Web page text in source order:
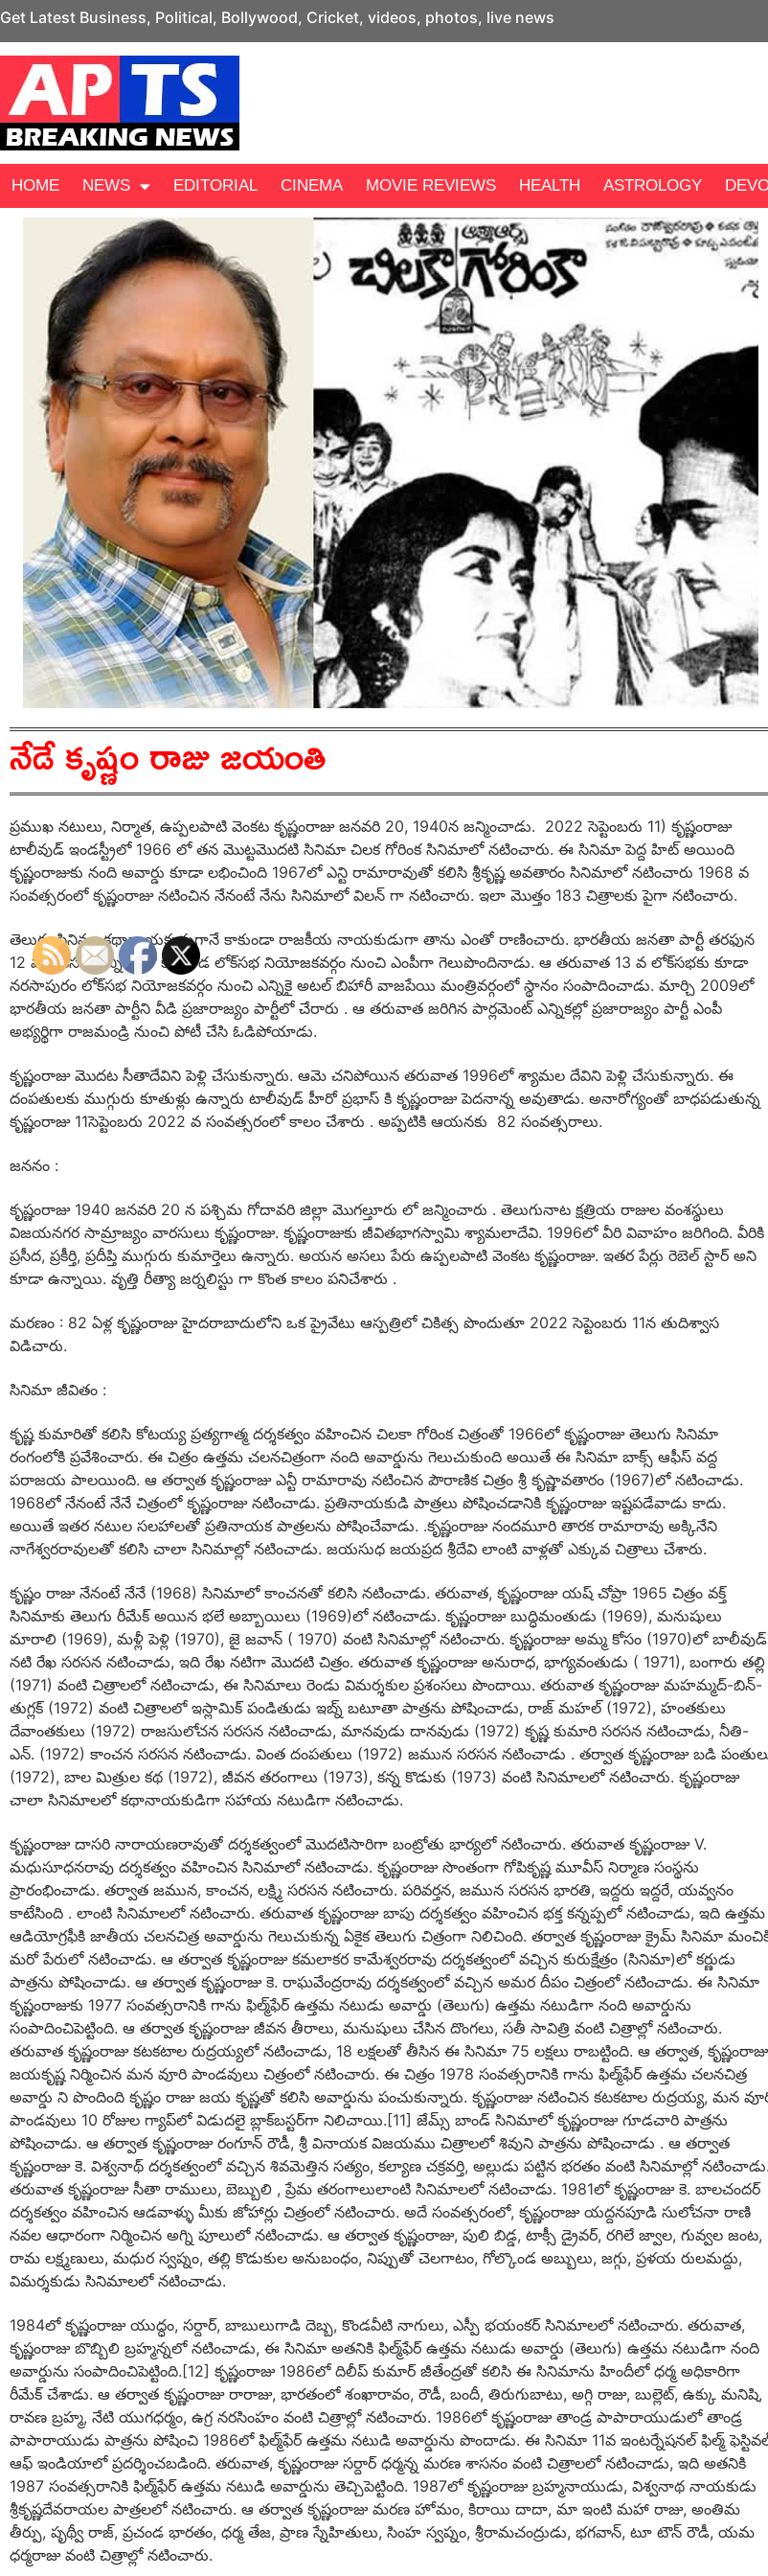
Get Latest Business, Political, Bollywood, Cricket, videos, photos, live news
HOME NEWS EDITORIAL CINEMA MOVIE REVIEWS HEALTH ASTROLOGY
నేడే కృష్ణం రాజు జయంతి
ప్రముఖ నటులు, నిర్మాత, ఉప్పలపాటి వెంకట కృష్ణంరాజు జనవరి 20, 1940న జన్మించాడు. 2022 సెప్టెంబరు 11) కృష్ణంరాజు
టాలీవుడ్ ఇండస్ట్రీలో 1966 లో తన మొట్టమొదటి సినిమా చిలక గోరింక సినిమాలో నటించారు. ఈ సినిమా పెద్ద హిట్ అయింది
కృష్ణంరాజుకు నంది అవార్డు కూడా లభించింది 1967లో ఎన్టి రామారావుతో కలిసి శ్రీకృష్ణ అవతారం సినిమాలో నటించారు 1968 వ
సంవత్సరంలో కృష్ణంరాజు నటించిన నేనంటే నేను సినిమాలో విలన్ గా నటించారు. ఇలా మొత్తం 183 చిత్రాలకు పైగా నటించారు.
తెలుగు సినిమా కథానాయకుడుగానే కాకుండా రాజకీయ నాయకుడుగా తాను ఎంతో రాణించారు. భారతీయ జనతా పార్టీ తరఫున
12 వ లోక్‌సభ ఎన్నికలలో కాకినాడ లోక్‌సభ నియోజకవర్గం నుంచి ఎంపీగా గెలుపొందినాడు. ఆ తరువాత 13 వ లోక్‌సభకు కూడా
నరసాపురం లోక్‌సభ నియోజకవర్గం నుంచి ఎన్నికై అటల్ బిహారీ వాజపేయి మంత్రివర్గంలో స్థానం సంపాదించాడు. మార్చి 2009లో
భారతీయ జనతా పార్టీని వీడి ప్రజారాజ్యం పార్టీలో చేరారు . ఆ తరువాత జరిగిన పార్లమెంట్ ఎన్నికల్లో ప్రజారాజ్యం పార్టీ ఎంపీ
అభ్యర్థిగా రాజమండ్రి నుంచి పోటీ చేసి ఓడిపోయాడు.
కృష్ణంరాజు మొదట సీతాదేవిని పెళ్లి చేసుకున్నారు. ఆమె చనిపోయిన తరువాత 1996లో శ్యామల దేవిని పెళ్లి చేసుకున్నారు. ఈ
దంపతులకు ముగ్గురు కూతుళ్లు ఉన్నారు టాలీవుడ్ హీరో ప్రభాస్ కి కృష్ణంరాజు పెదనాన్న అవుతాడు. అనారోగ్యంతో బాధపడుతున్న
కృష్ణంరాజు 11సెప్టెంబరు 2022 వ సంవత్సరంలో కాలం చేశారు . అప్పటికి ఆయనకు 82 సంవత్సరాలు.
జననం :
కృష్ణంరాజు 1940 జనవరి 20 న పశ్చిమ గోదావరి జిల్లా మొగల్తూరు లో జన్మించారు . తెలుగునాట క్షత్రియ రాజుల వంశస్థులు
విజయనగర సామ్రాజ్యం వారసులు కృష్ణంరాజు. కృష్ణంరాజుకు జీవితభాగస్వామి శ్యామలాదేవి. 1996లో వీరి వివాహం జరిగింది. వీరికి
ప్రసీద, ప్రకీర్తి, ప్రదీప్తి ముగ్గురు కుమార్తెలు ఉన్నారు. అయన అసలు పేరు ఉప్పలపాటి వెంకట కృష్ణంరాజు. ఇతర పేర్లు రెబెల్ స్టార్ అని
కూడా ఉన్నాయి. వృత్తి రీత్యా జర్నలిస్టు గా కొంత కాలం పనిచేశారు .
మరణం : 82 ఏళ్ల కృష్ణంరాజు హైదరాబాదులోని ఒక ప్రైవేటు ఆస్పత్రిలో చికిత్స పొందుతూ 2022 సెప్టెంబరు 11న తుదిశ్వాస
విడిచారు.
సినిమా జీవితం :
కృష్ణ కుమారితో కలిసి కోటయ్య ప్రత్యగాత్మ దర్శకత్వం వహించిన చిలకా గోరింక చిత్రంతో 1966లో కృష్ణంరాజు తెలుగు సినిమా
రంగంలోకి ప్రవేశించారు. ఈ చిత్రం ఉత్తమ చలనచిత్రంగా నంది అవార్డును గెలుచుకుంది అయితే ఈ సినిమా బాక్స్ ఆఫీస్ వద్ద
పరాజయ పాలయింది. ఆ తర్వాత కృష్ణంరాజు ఎన్టీ రామారావు నటించిన పౌరాణిక చిత్రం శ్రీ కృష్ణావతారం (1967)లో నటించాడు.
1968లో నేనంటే నేనే చిత్రంలో కృష్ణంరాజు నటించాడు. ప్రతినాయకుడి పాత్రలు పోషించడానికి కృష్ణంరాజు ఇష్టపడేవాడు కాదు.
అయితే ఇతర నటుల సలహాలతో ప్రతినాయక పాత్రలను పోషించేవాడు. .కృష్ణంరాజు నందమూరి తారక రామారావు అక్కినేని
నాగేశ్వరరావులతో కలిసి చాలా సినిమాల్లో నటించాడు. జయసుధ జయప్రద శ్రీదేవి లాంటి వాళ్లతో ఎక్కువ చిత్రాలు చేశారు.
కృష్ణం రాజు నేనంటే నేనే (1968) సినిమాలో కాంచనతో కలిసి నటించాడు. తరువాత, కృష్ణంరాజు యష్ చోప్రా 1965 చిత్రం వక్త్
సినిమాకు తెలుగు రీమేక్ అయిన భలే అబ్బాయిలు (1969)లో నటించాడు. కృష్ణంరాజు బుద్ధిమంతుడు (1969), మనుషులు
మారాలి (1969), మళ్లీ పెళ్లి (1970), జై జవాన్ ( 1970) వంటి సినిమాల్లో నటించారు. కృష్ణంరాజు అమ్మ కోసం (1970)లో బాలీవుడ్
నటి రేఖ సరసన నటించాడు, ఇది రేఖ నటిగా మొదటి చిత్రం. తరువాత కృష్ణంరాజు అనురాధ, భాగ్యవంతుడు ( 1971), బంగారు తల్లి
(1971) వంటి చిత్రాలలో నటించాడు, ఈ సినిమాలు రెండు విమర్శకుల ప్రశంసలు పొందాయి. తరువాత కృష్ణంరాజు మహమ్మద్-బిన్-
తుగ్లక్ (1972) వంటి చిత్రాలలో ఇస్లామిక్ పండితుడు ఇబ్న్ బటూతా పాత్రను పోషించాడు, రాజ్ మహల్ (1972), హంతకులు
దేవాంతకులు (1972) రాజసులోచన సరసన నటించాడు, మానవుడు దానవుడు (1972) కృష్ణ కుమారి సరసన నటించాడు, నీతి-
ఎన్. (1972) కాంచన సరసన నటించాడు. వింత దంపతులు (1972) జమున సరసన నటించాడు . తర్వాత కృష్ణంరాజు బడి
(1972), బాల మిత్రుల కథ (1972), జీవన తరంగాలు (1973), కన్న కొడుకు (1973) వంటి సినిమాలలో నటించారు. కృష్ణంరాజు
చాలా సినిమాలలో కథానాయకుడిగా సహాయ నటుడిగా నటించాడు.
కృష్ణంరాజు దాసరి నారాయణరావుతో దర్శకత్వంలో మొదటిసారిగా బంట్రోతు భార్యలో నటించారు. తరువాత కృష్ణంరాజు V.
మధుసూధనరావు దర్శకత్వం వహించిన సినిమాలో నటించాడు. కృష్ణంరాజు సొంతంగా గోపికృష్ణ మూవీస్ నిర్మాణ సంస్థను
ప్రారంభించాడు. తర్వాత జమున, కాంచన, లక్ష్మి సరసన నటించారు. పరివర్తన, జమున సరసన భారతి, ఇద్దరు ఇద్దరే, యవ్వనం
కాటేసింది . లాంటి సినిమాలలో నటించారు. తరువాత కృష్ణంరాజు బాపు దర్శకత్వం వహించిన భక్త కన్నప్పలో నటించాడు, ఇది ఉత్తమ
ఆడియోగ్రఫీకి జాతీయ చలనచిత్ర అవార్డును గెలుచుకున్న ఏకైక తెలుగు చిత్రంగా నిలిచింది. తర్వాత కృష్ణంరాజు క్రైమ్ సినిమా
మరో పేరులో నటించాడు. ఆ తర్వాత కృష్ణంరాజు కమలాకర కామేశ్వరరావు దర్శకత్వంలో వచ్చిన కురుక్షేత్రం (సినిమా)లో కర్ణుడు
పాత్రను పోషించాడు. ఆ తర్వాత కృష్ణంరాజు కె. రాఘవేంద్రరావు దర్శకత్వంలో వచ్చిన అమర దీపం చిత్రంలో నటించాడు. ఈ సినిమా
కృష్ణంరాజుకు 1977 సంవత్సరానికి గాను ఫిల్మ్‌ఫేర్ ఉత్తమ నటుడు అవార్డు (తెలుగు) ఉత్తమ నటుడిగా నంది అవార్డును
సంపాదించిపెట్టింది. ఆ తర్వాత కృష్ణంరాజు జీవన తీరాలు, మనుషులు చేసిన దొంగలు, సతీ సావిత్రి వంటి చిత్రాల్లో నటించారు.
తరువాత కృష్ణంరాజు కటకటాల రుద్రయ్యలో నటించాడు, 18 లక్షలతో తీసిన ఈ సినిమా 75 లక్షలు రాబట్టింది. ఆ తర్వాత, కృష్ణంరాజు
జయకృష్ణ నిర్మించిన మన వూరి పాండవులు చిత్రంలో నటించారు. ఈ చిత్రం 1978 సంవత్సరానికి గాను ఫిల్మ్‌ఫేర్ ఉత్తమ చలనచిత్ర
అవార్డు ని పొందింది కృష్ణం రాజు జయ కృష్ణతో కలిసి అవార్డును పంచుకున్నారు. కృష్ణంరాజు నటించిన కటకటాల రుద్రయ్య, మన
పాండవులు 10 రోజుల గ్యాప్‌లో విడుదలై బ్లాక్‌బస్టర్‌గా నిలిచాయి.[11] జేమ్స్ బాండ్‌ సినిమాలో కృష్ణంరాజు గూడచారి పాత్రను
పోషించాడు. ఆ తర్వాత కృష్ణంరాజు రంగూన్ రౌడీ, శ్రీ వినాయక విజయము చిత్రాలలో శివుని పాత్రను పోషించాడు . ఆ తర్వాత
కృష్ణంరాజు కె. విశ్వనాథ్ దర్శకత్వంలో వచ్చిన శివమెత్తిన సత్యం, కల్యాణ చక్రవర్తి, అల్లుడు పట్టిన భరతం వంటి సినిమాల్లో నటించాడు.
తరువాత కృష్ణంరాజు సీతా రాములు, బెబ్బులి , ప్రేమ తరంగాలులాంటి సినిమాలలో నటించాడు. 1981లో కృష్ణంరాజు కె. బాలచందర్
దర్శకత్వం వహించిన ఆడవాళ్ళు మీకు జోహార్లు చిత్రంలో నటించారు. అదే సంవత్సరంలో, కృష్ణంరాజు యద్దనపూడి సులోచనా రాణి
నవల ఆధారంగా నిర్మించిన అగ్ని పూలులో నటించాడు. ఆ తర్వాత కృష్ణంరాజు, పులి బిడ్డ, టాక్సీ డ్రైవర్, రగిలే జ్వాల, గువ్వల జంట,
రామ లక్ష్మణులు, మధుర స్వప్నం, తల్లి కొడుకుల అనుబంధం, నిప్పుతో చెలగాటం, గోల్కొండ అబ్బులు, జగ్గు, ప్రళయ రులమద్దు,
విమర్శకుడు సినిమాలలో నటించాడు.
1984లో కృష్ణంరాజు యుద్ధం, సర్దార్, బాబులుగాడి దెబ్బ, కొండవీటి నాగులు, ఎస్పీ భయంకర్ సినిమాలలో నటించారు. తరువాత,
కృష్ణంరాజు బొబ్బిలి బ్రహ్మన్నలో నటించాడు, ఈ సినిమా అతనికి ఫిల్మ్‌ఫేర్ ఉత్తమ నటుడు అవార్డు (తెలుగు) ఉత్తమ నటుడిగా నంది
అవార్డును సంపాదించిపెట్టింది.[12] కృష్ణంరాజు 1986లో దిలీప్ కుమార్ జీతేంద్రతో కలిసి ఈ సినిమాను హిందీలో ధర్మ అధికారిగా
రీమేక్ చేశాడు. ఆ తర్వాత కృష్ణంరాజు రారాజు, భారతంలో శంఖారావం, రౌడీ, బందీ, తిరుగుబాటు, అగ్గి రాజు, బుల్లెట్, ఉక్కు మనిషి,
రావణ బ్రహ్మ, నేటి యుగధర్మం, ఉగ్ర నరసింహం వంటి చిత్రాల్లో నటించారు. 1986లో కృష్ణంరాజు తాండ్ర పాపారాయుడులో తాండ్ర
పాపారాయుడు పాత్రను పోషించి 1986లో ఫిల్మ్‌ఫేర్ ఉత్తమ నటుడి అవార్డును పొందాడు. ఈ సినిమా 11వ ఇంటర్నేషనల్ ఫిల్మ్
ఆఫ్ ఇండియాలో ప్రదర్శించబడింది. తరువాత, కృష్ణంరాజు సర్దార్ ధర్మన్న మరణ శాసనం వంటి చిత్రాలలో నటించాడు, ఇది అతనికి
1987 సంవత్సరానికి ఫిల్మ్‌ఫేర్ ఉత్తమ నటుడి అవార్డును తెచ్చిపెట్టింది. 1987లో కృష్ణంరాజు బ్రహ్మనాయుడు, విశ్వనాథ నాయకుడు
శ్రీకృష్ణదేవరాయల పాత్రలలో నటించారు. ఆ తర్వాత కృష్ణంరాజు మరణ హోమం, కిరాయి దాదా, మా ఇంటి మహా రాజు, అంతిమ
తీర్పు, పృథ్వీ రాజ్, ప్రచండ భారతం, ధర్మ తేజ, ప్రాణ స్నేహితులు, సింహ స్వప్నం, శ్రీరామచంద్రుడు, భగవాన్, టూ టౌన్ రౌడీ, యమ
ధర్మరాజు వంటి చిత్రాల్లో నటించారు.